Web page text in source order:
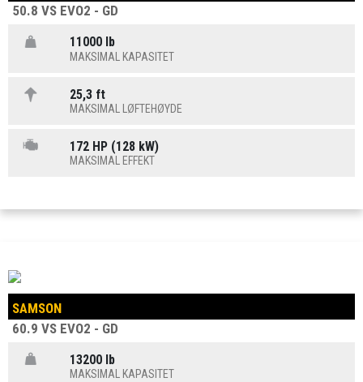
50.8 VS EVO2 - GD
11000 lb
MAKSIMAL KAPASITET
25,3 ft
MAKSIMAL LØFTEHØYDE
172 HP (128 kW)
MAKSIMAL EFFEKT
SAMSON
60.9 VS EVO2 - GD
13200 lb
MAKSIMAL KAPASITET